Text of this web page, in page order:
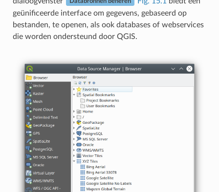
Databronnen beheren
geünificeerde interface om gegevens, gebaseerd op
bestanden, te openen, als ook databases of webservices
die worden ondersteund door QGIS.